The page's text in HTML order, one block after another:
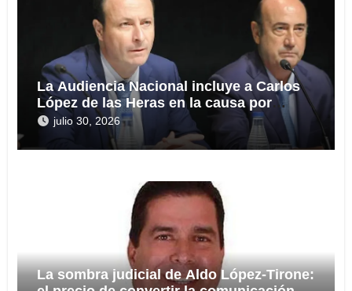
La Audiencia Nacional incluye a Carlos
López de las Heras en la causa por
presuntas irregularidades en el rescate
de 112,8 millones a Tubos Reunidos
julio 30, 2026
La sombra judicial de Aldo López-Tirone: